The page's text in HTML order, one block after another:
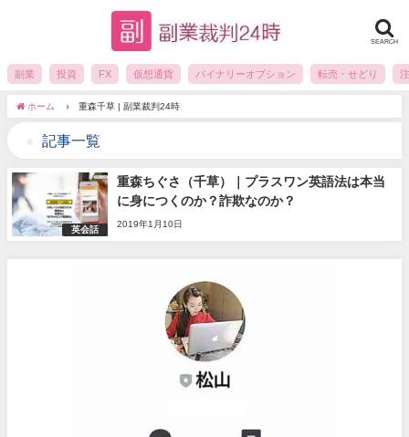
SEARCH
副業 投資 FX 仮想通貨 バイナリーオプション 転売・せどり
ホーム 重森千草 | 副業裁判24時
記事一覧
英会話
重森ちぐさ（千草）｜プラスワン英語法は本当
に身につくのか？詐欺なのか？
2019年1月10日